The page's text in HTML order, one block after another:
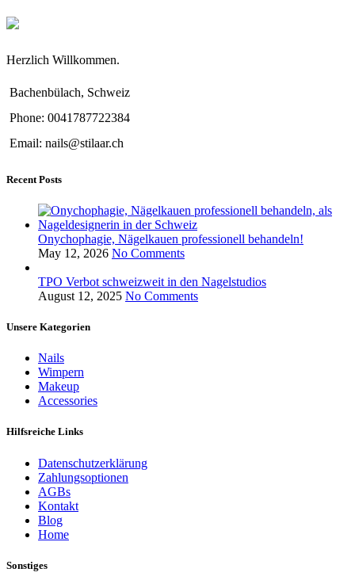
Herzlich Willkommen.
Bachenbülach, Schweiz
Phone: 0041787722384
Email: nails@stilaar.ch
Recent Posts
Onychophagie, Nägelkauen professionell behandeln!
May 12, 2026 No Comments
TPO Verbot schweizweit in den Nagelstudios
August 12, 2025 No Comments
Unsere Kategorien
Nails
Wimpern
Makeup
Accessories
Hilfsreiche Links
Datenschutzerklärung
Zahlungsoptionen
AGBs
Kontakt
Blog
Home
Sonstiges